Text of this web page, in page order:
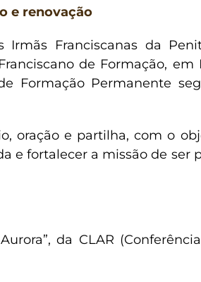
e renovação
Franciscanas da
de Formação, em
Formação Permanente
oração e partilha, com o
e fortalecer a missão de ser
da CLAR